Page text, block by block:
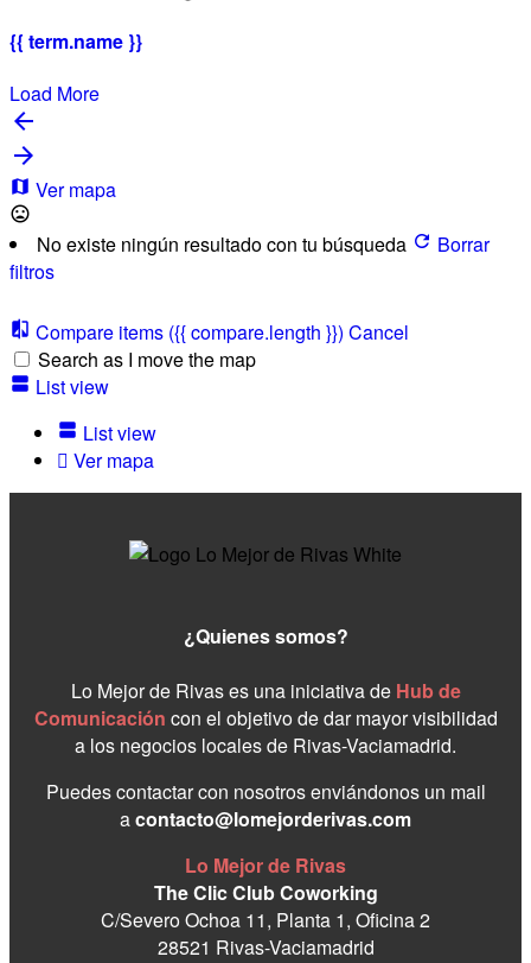
{{ term.name }}
Load More
Ver mapa
No existe ningún resultado con tu búsqueda
Borrar
filtros
Compare items ({{ compare.length }}) Cancel
Search as I move the map
List view
List view
Ver mapa
¿Quienes somos?
Lo Mejor de Rivas es una iniciativa de Hub de
Comunicación con el objetivo de dar mayor visibilidad
a los negocios locales de Rivas-Vaciamadrid.
Puedes contactar con nosotros enviándonos un mail
acontacto@lomejorderivas.com
Lo Mejor de Rivas
The Clic Club Coworking
C/Severo Ochoa 11, Planta 1, Oficina 2
28521 Rivas-Vaciamadrid